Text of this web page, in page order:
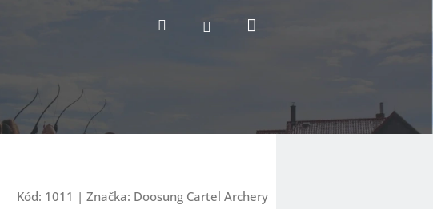
Hledat Přihlášení
Kód: 1011 | Značka: Doosung Cartel Archery